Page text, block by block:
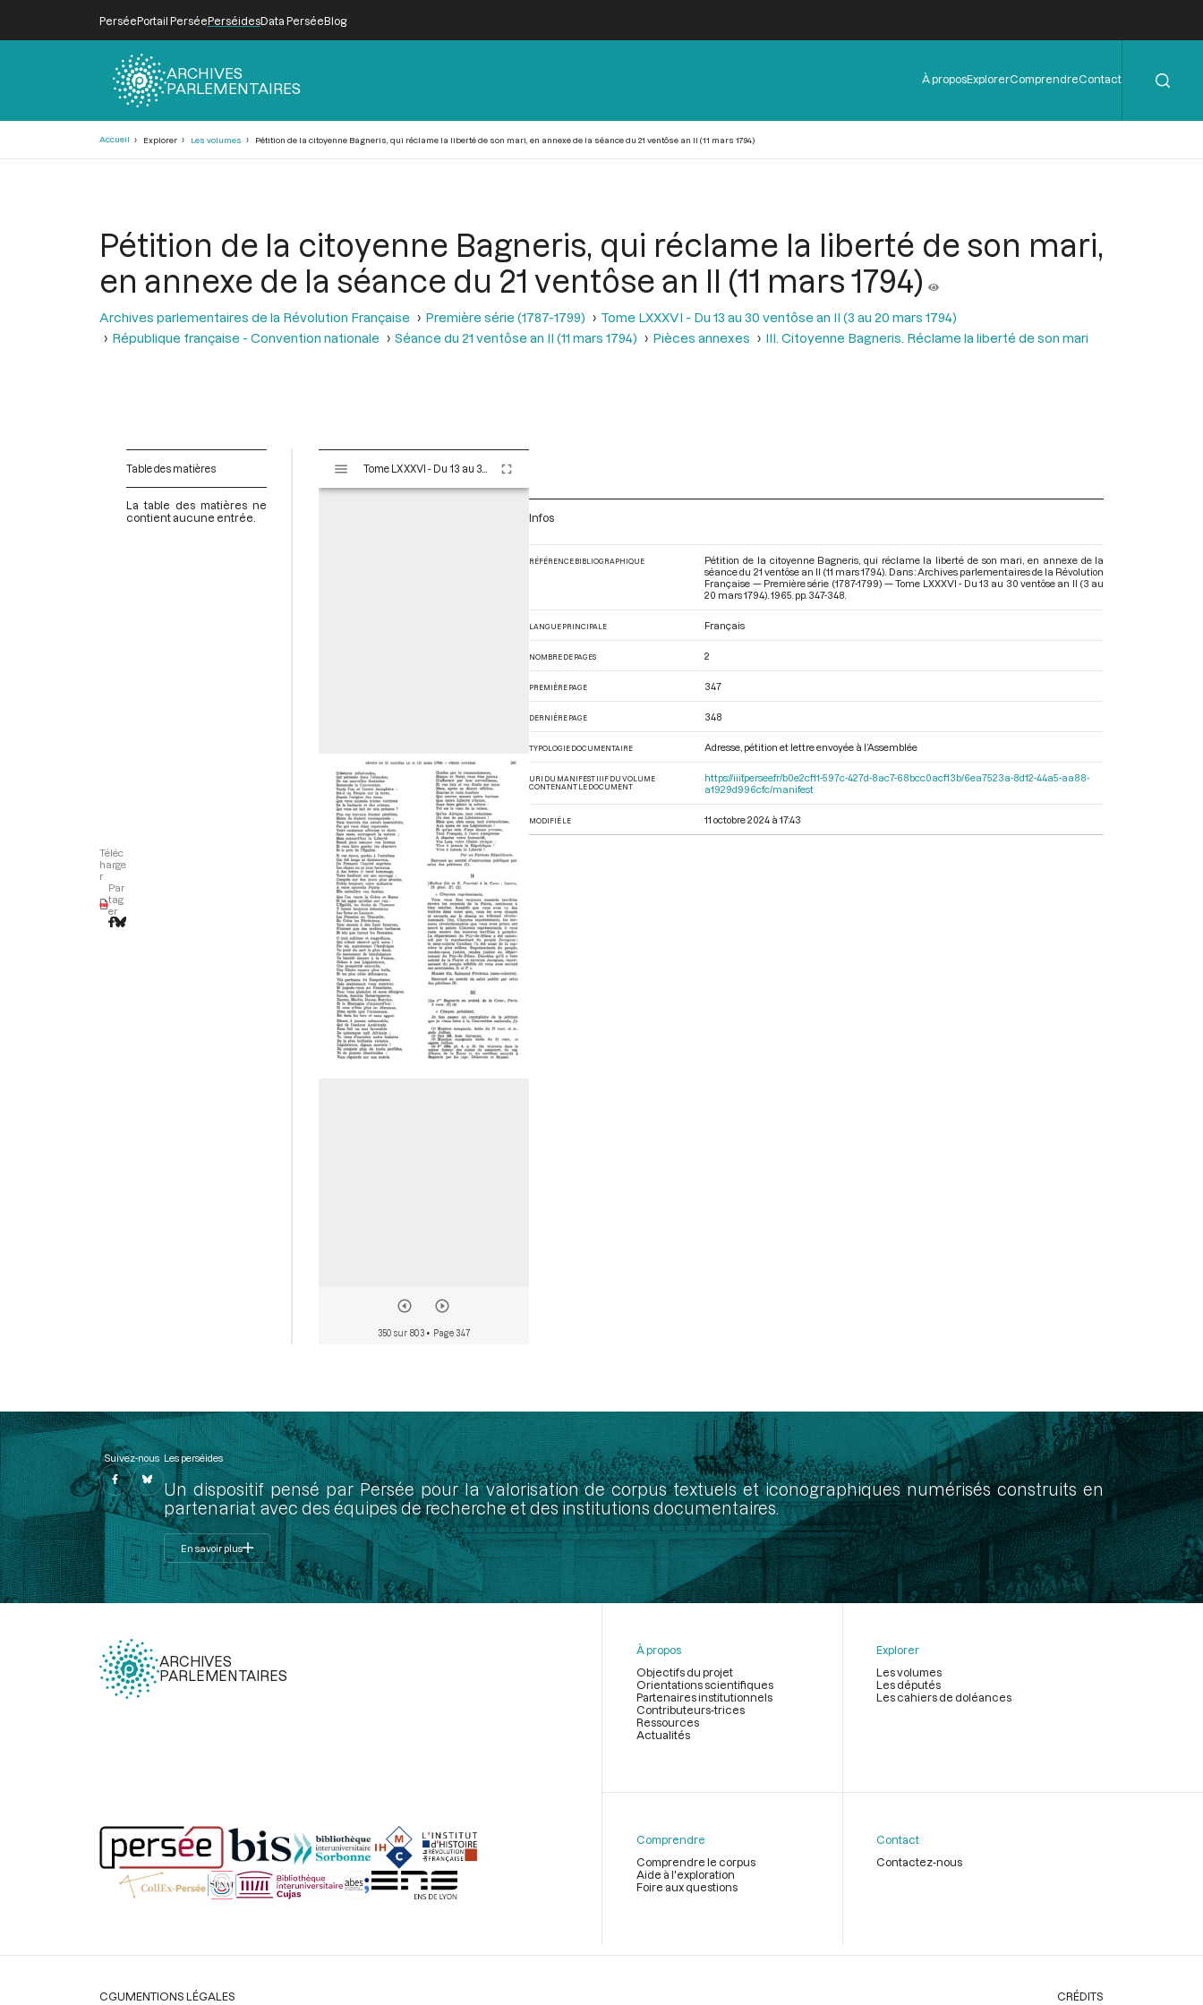
PerséePortail PerséePerséidesData PerséeBlog
ARCHIVES
PARLEMENTAIRES
Menu
de
À proposExplorerComprendreContact
Accueil Explorer Les volumes Pétition de la citoyenne Bagneris, qui réclame la liberté de son mari, en annexe de la séance du 21 ventôse an II (11 mars 1794)
Pétition de la citoyenne Bagneris, qui réclame la liberté de son mari,
en annexe de la séance du 21 ventôse an II (11 mars 1794)
Archives parlementaires de la Révolution Française Première série (1787-1799)
Tome LXXXVI - Du 13 au 30 ventôse an II (3 au 20 mars 1794)
République française - Convention nationale
Séance du 21 ventôse an II (11 mars 1794) Pièces annexes III. Citoyenne Bagneris. Réclame la liberté de son mari
Téléc
harge
r
Par
tag
er
Table des matières
La table des matières ne
contient aucune entrée.
s
350 sur 803• Page 347
Infos
RÉFÉRENCE BIBLIOGRAPHIQUE
Pétition de la citoyenne Bagneris, qui réclame la liberté de son mari, en annexe de la
séance du 21 ventôse an II (11 mars 1794). Dans : Archives parlementaires de la Révolution
Française — Première série (1787-1799) — Tome LXXXVI - Du 13 au 30 ventôse an II (3 au
20 mars 1794) . 1965. pp. 347-348.
LANGUE PRINCIPALE Français
NOMBRE DE PAGES 2
PREMIÈRE PAGE 347
DERNIÈRE PAGE 348
TYPOLOGIE DOCUMENTAIRE Adresse, pétition et lettre envoyée à l’Assemblée
URI DU MANIFEST IIIF DU VOLUME
CONTENANT LE DOCUMENT
https://iiif.persee.fr/b0e2cf11-597c-427d-8ac7-68bcc0acf13b/6ea7523a-8d12-44a5-aa88-
a1929d996cfc/manifest
MODIFIÉ LE 11 octobre 2024 à 17:43
Suivez-nous Les perséides
Un dispositif pensé par Persée pour la valorisation de corpus textuels et iconographiques numérisés construits en
partenariat avec des équipes de recherche et des institutions documentaires.
En savoir plus
ARCHIVES
PARLEMENTAIRES
page
À propos
Objectifs du projet
Orientations scientifiques
Partenaires institutionnels
Contributeurs-trices
Ressources
Actualités
Explorer
Les volumes
Les députés
Les cahiers de doléances
Comprendre
Comprendre le corpus
Aide à l'exploration
Foire aux questions
Contact
Contactez-nous
Légal
CGUMENTIONS LÉGALES CRÉDITS